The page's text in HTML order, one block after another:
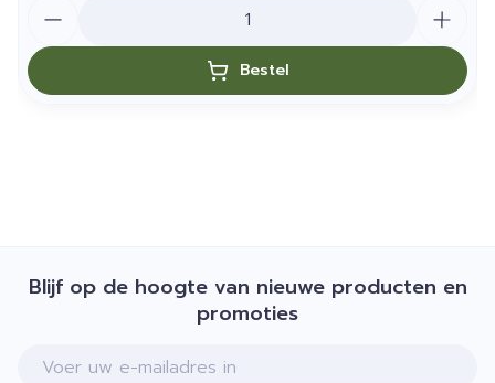
Bestel
Blijf op de hoogte van nieuwe producten en
promoties
E-mail adres